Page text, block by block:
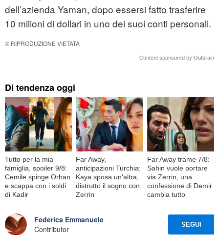
dell’azienda Yaman, dopo essersi fatto trasferire
10 milioni di dollari in uno dei suoi conti personali.
© RIPRODUZIONE VIETATA
Content sponsored by Outbrain
Di tendenza oggi
Tutto per la mia
famiglia, spoiler 9/8:
Cemile spinge Orhan
e scappa con i soldi
di Kadir
Far Away,
anticipazioni Turchia:
Kaya sposa un'altra,
distrutto il sogno con
Zerrin
Far Away trame 7/8:
Sahin vuole portare
via Zerrin, una
confessione di Demir
cambia tutto
Federica Emmanuele
Contributor
SEGUI